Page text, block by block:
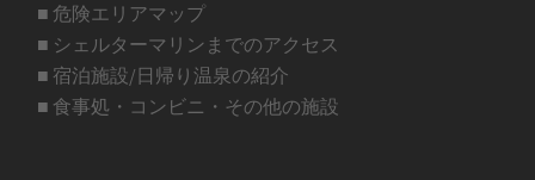
■ 危険エリアマップ
■ シェルターマリンまでのアクセス
■ 宿泊施設/日帰り温泉の紹介
■ 食事処・コンビニ・その他の施設